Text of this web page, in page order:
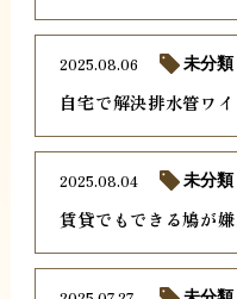
自宅で解決排水管ワ
2025.08.06 未分類
賃貸でもできる鳩が
2025.08.04 未分類